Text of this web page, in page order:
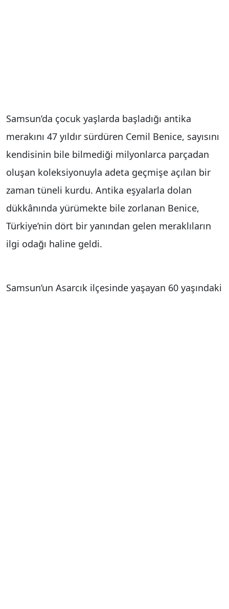
Samsun’da çocuk yaşlarda başladığı antika
merakını 47 yıldır sürdüren Cemil Benice, sayısını
kendisinin bile bilmediği milyonlarca parçadan
oluşan koleksiyonuyla adeta geçmişe açılan bir
zaman tüneli kurdu. Antika eşyalarla dolan
dükkânında yürümekte bile zorlanan Benice,
Türkiye’nin dört bir yanından gelen meraklıların
ilgi odağı haline geldi.
Samsun’un Asarcık ilçesinde yaşayan 60 yaşındaki